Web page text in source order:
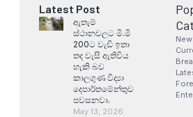
Latest Post
ඇතැම්
ස්ථානවලට මි.මි
200ට වැඩි ඉතා
තද වැසි ඇතිවිය
හැකි බව
කාලගුණ විද්‍යා
දෙපාර්තමේන්තුව
පවසනවා.
May 13, 2026